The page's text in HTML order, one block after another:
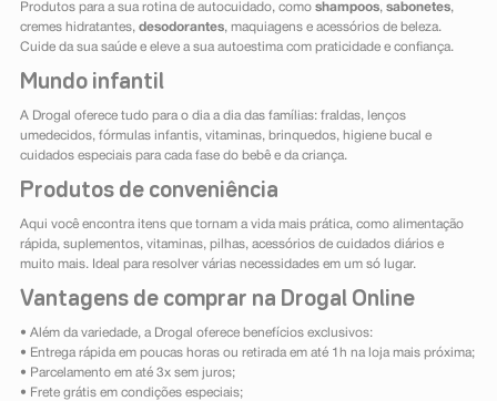
Produtos para a sua rotina de autocuidado, como shampoos, sabonetes,
cremes hidratantes, desodorantes, maquiagens e acessórios de beleza.
Cuide da sua saúde e eleve a sua autoestima com praticidade e confiança.
Mundo infantil
A Drogal oferece tudo para o dia a dia das famílias: fraldas, lenços
umedecidos, fórmulas infantis, vitaminas, brinquedos, higiene bucal e
cuidados especiais para cada fase do bebê e da criança.
Produtos de conveniência
Aqui você encontra itens que tornam a vida mais prática, como alimentação
rápida, suplementos, vitaminas, pilhas, acessórios de cuidados diários e
muito mais. Ideal para resolver várias necessidades em um só lugar.
Vantagens de comprar na Drogal Online
• Além da variedade, a Drogal oferece benefícios exclusivos:
• Entrega rápida em poucas horas ou retirada em até 1h na loja mais próxima;
• Parcelamento em até 3x sem juros;
• Frete grátis em condições especiais;